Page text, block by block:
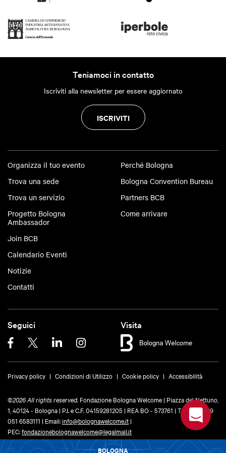
BOLOGNA
Teniamoci in contatto
Iscriviti alla newsletter per essere aggiornato
ISCRIVITI
Organizza il tuo evento
Trova una sede
Trova un servizio
Progetto Bologna
Ambassador
Join BCB
Calendario Eventi
Notizie
Contatti
Perché Bologna
Bologna Convention Bureau
Partners BCB
Come arrivare
Seguici Visita
Privacy policy Condizioni di Utilizzo Cookie policy Accessibilità
©2026 All rights reserved. Fondazione Bologna Welcome | Piazza del Nettuno,
1, 40124 - Bologna | P.I. e C.F. 04159281205 | REA BO - 573761 | Telefono +39
051 6583111 | Email: info@bolognawelcome.it |
PEC:fondazionebolognawelcome@legalmail.it